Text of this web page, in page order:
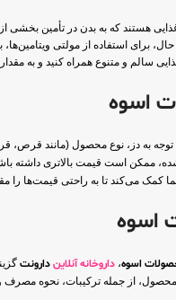
هستند که به بدن در تأمین بخشی
حال، برای استفاده از مولتی
غذایی سالم و متنوع همراه کنید و به
اسوه
توجه به دز، نوع محصول (مانند قرص،
ممکن است قیمت بالاتری داشته
کمک می‌کند تا به راحتی قیمت‌ها را
اسوه
اسوه، داروخانه آنلایندارونت
از جمله ترکیبات، نحوه